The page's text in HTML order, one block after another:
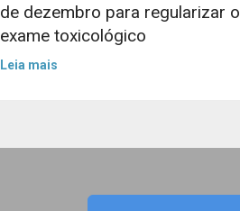
de dezembro para regularizar o
exame toxicológico
Leia mais